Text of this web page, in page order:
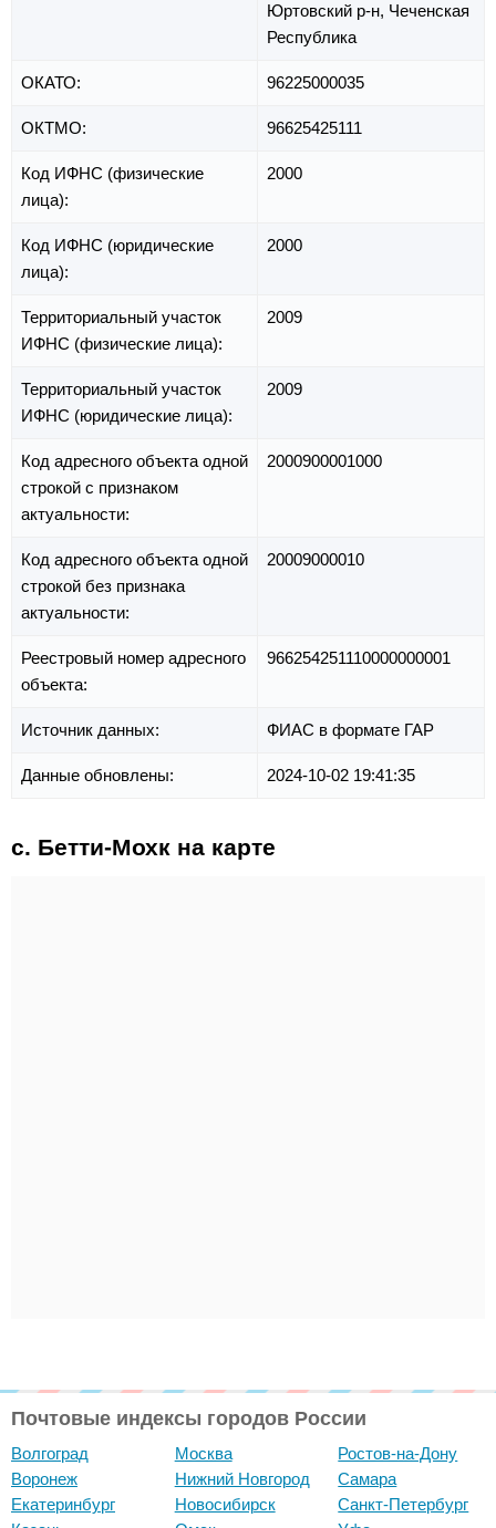
Юртовский р-н, Чеченская
Республика
ОКАТО: 96225000035
ОКТМО: 96625425111
Код ИФНС (физические
лица):
2000
Код ИФНС (юридические
лица):
2000
Территориальный участок
ИФНС (физические лица):
2009
Территориальный участок
ИФНС (юридические лица):
2009
Код адресного объекта одной
строкой с признаком
актуальности:
2000900001000
Код адресного объекта одной
строкой без признака
актуальности:
20009000010
Реестровый номер адресного
объекта:
966254251110000000001
Источник данных: ФИАС в формате ГАР
Данные обновлены: 2024-10-02 19:41:35
с. Бетти-Мохк на карте
Почтовые индексы городов России
Волгоград
Воронеж
Екатеринбург
Москва
Нижний Новгород
Новосибирск
Ростов-на-Дону
Самара
Санкт-Петербург